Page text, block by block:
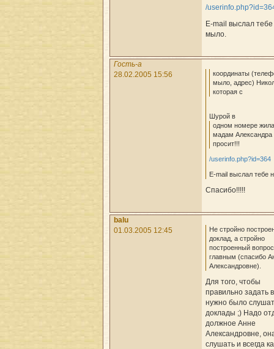
/
E-mail выслал
мыло.
Гость-a
28.02.2005 15:56
координаты
мыло, адрес)
которая с
Шурой в
одном номере
мадам Александра
просит!!!
/userinfo.php?id=364
E-mail выслал тебе
Спасибо!!!!!
balu
01.03.2005 12:45
Не стройно
доклад, а стройно
построенный
главным (спасибо
Александровне).
Для того, чтобы
правильно задать
нужно было
доклады ;) Надо
должное Анне
Александровне,
слушать и всегда